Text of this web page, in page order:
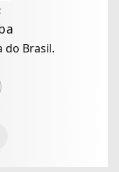
do Brasil.